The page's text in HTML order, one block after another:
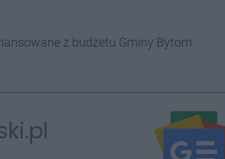
z budżetu Gminy Bytom